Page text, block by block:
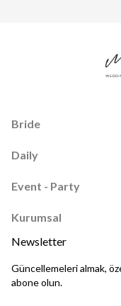
Bride
Daily
Event - Party
Kurumsal
Newsletter
Güncellemeleri almak,
abone olun.